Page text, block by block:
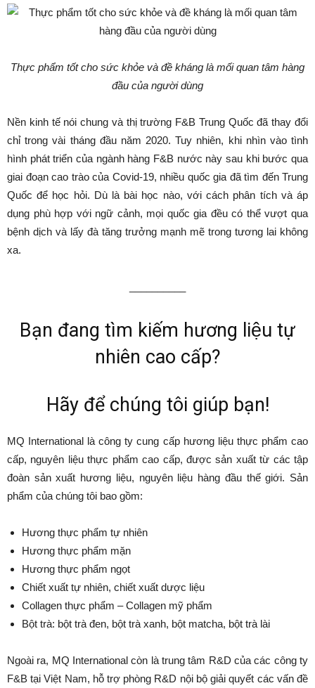
Thực phẩm tốt cho sức khỏe và đề kháng là mối quan tâm hàng
đầu của người dùng
Nền kinh tế nói chung và thị trường F&B Trung Quốc đã thay đổi
chỉ trong vài tháng đầu năm 2020. Tuy nhiên, khi nhìn vào tình
hình phát triển của ngành hàng F&B nước này sau khi bước qua
giai đoạn cao trào của Covid-19, nhiều quốc gia đã tìm đến Trung
Quốc để học hỏi. Dù là bài học nào, với cách phân tích và áp
dụng phù hợp với ngữ cảnh, mọi quốc gia đều có thể vượt qua
bệnh dịch và lấy đà tăng trưởng mạnh mẽ trong tương lai không
xa.
Bạn đang tìm kiếm hương liệu tự
nhiên cao cấp?
Hãy để chúng tôi giúp bạn!
MQ International là công ty cung cấp hương liệu thực phẩm cao
cấp, nguyên liệu thực phẩm cao cấp, được sản xuất từ các tập
đoàn sản xuất hương liệu, nguyên liệu hàng đầu thế giới. Sản
phẩm của chúng tôi bao gồm:
Hương thực phẩm tự nhiên
Hương thực phẩm mặn
Hương thực phẩm ngọt
Chiết xuất tự nhiên, chiết xuất dược liệu
Collagen thực phẩm – Collagen mỹ phẩm
Bột trà: bột trà đen, bột trà xanh, bột matcha, bột trà lài
Ngoài ra, MQ International còn là trung tâm R&D của các công ty
F&B tại Việt Nam, hỗ trợ phòng R&D nội bộ giải quyết các vấn đề